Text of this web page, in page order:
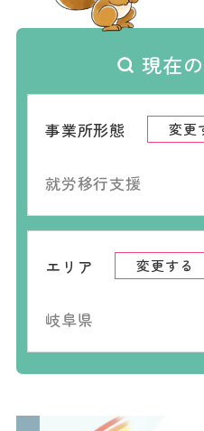
現在
事業所形態 変更
就労移行支援
エリア 変更する
岐阜県